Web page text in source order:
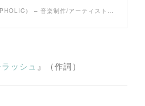
株式会社ポップホリック（POPHOLIC） – 音楽制作/アーティスト・クリエイターマネージメント
ッシュ 』（作詞）